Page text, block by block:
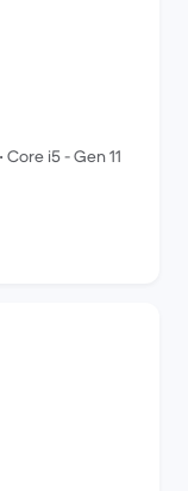
Core i5 - Gen 11